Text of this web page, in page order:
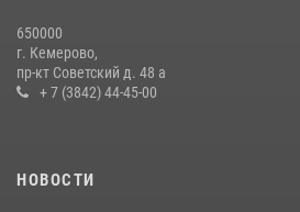
гипермаркета товары на 13 тысяч рублей
16 июля 2026, 06:43
650000
г. Кемерово,
пр-кт Советский д. 48 а
+ 7 (3842) 44-45-00
НОВОСТИ